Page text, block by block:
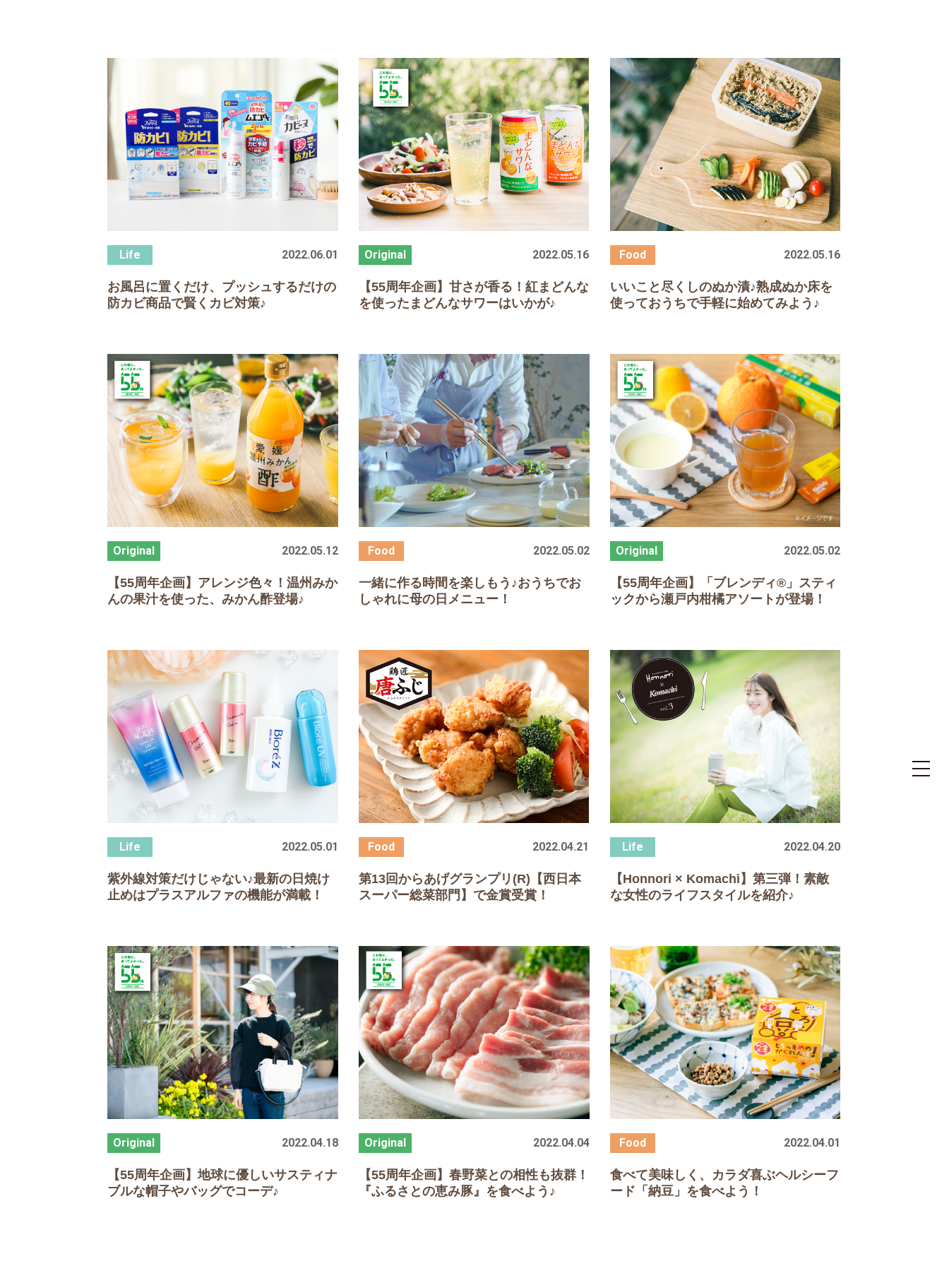
お風呂に置くだけ、プッシュするだけの
防カビ商品で賢くカビ対策♪
2022.06.01
【55周年企画】甘さが香る！紅まどんな
を使ったまどんなサワーはいかが♪
2022.05.16
いいこと尽くしのぬか漬♪熟成ぬか床を
使っておうちで手軽に始めてみよう♪
2022.05.16
【55周年企画】アレンジ色々！温州みか
んの果汁を使った、みかん酢登場♪
2022.05.12
一緒に作る時間を楽しもう♪おうちでお
しゃれに母の日メニュー！
2022.05.02
【55周年企画】「ブレンディ®」スティ
ックから瀬戸内柑橘アソートが登場！
2022.05.02
紫外線対策だけじゃない♪最新の日焼け
止めはプラスアルファの機能が満載！
2022.05.01
第13回からあげグランプリ (R) 【西日本
スーパー総菜部門】で金賞受賞！
2022.04.21
【Honnori × Komachi】第三弾！素敵
な女性のライフスタイルを紹介♪
2022.04.20
【55周年企画】地球に優しいサスティナ
ブルな帽子やバッグでコーデ♪
2022.04.18
【55周年企画】春野菜との相性も抜群！
『ふるさとの恵み豚』を食べよう♪
2022.04.04
食べて美味しく、カラダ喜ぶヘルシーフ
ード「納豆」を食べよう！
2022.04.01
toggle